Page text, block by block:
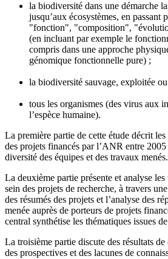
la biodiversité dans une démarche
jusqu’aux écosystèmes, en passant
"fonction", "composition",
(en incluant par exemple le
compris dans une approche
génomique fonctionnelle pure) ;
la biodiversité sauvage, exploitée
tous les organismes (des virus aux
l’espèce humaine).
La première partie de cette étude décrit
des projets financés par l’ANR entre
diversité des équipes et des travaux menés.
La deuxième partie présente et analyse
sein des projets de recherche, à travers
des résumés des projets et l’analyse des
menée auprès de porteurs de projets
central synthétise les thématiques issues
La troisième partie discute des résultats de
des prospectives et des lacunes de